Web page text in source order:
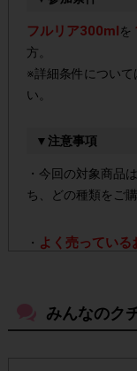
フルリア300mlを
方。
※詳細条件につい
い。
▼注意事項
・今回の対象商品は
ち、どの種類をご
・ よく売っている
・店舗によって取
ださい。
みんなのク